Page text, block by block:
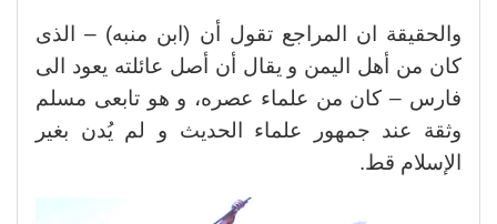
والحقيقة ان المراجع تقول أن (ابن منبه) – الذى
كان من أهل اليمن و يقال أن أصل عائلته يعود الى
فارس – كان من علماء عصره، و هو تابعى مسلم
وثقة عند جمهور علماء الحديث و لم يُدن بغير
الإسلام قط.